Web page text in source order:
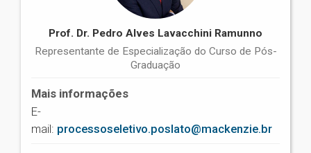
Prof. Dr. Pedro Alves Lavacchini Ramunno
Representante de Especialização do Curso de Pós-
Graduação
Mais informações
E-
mail: processoseletivo.poslato@mackenzie.br